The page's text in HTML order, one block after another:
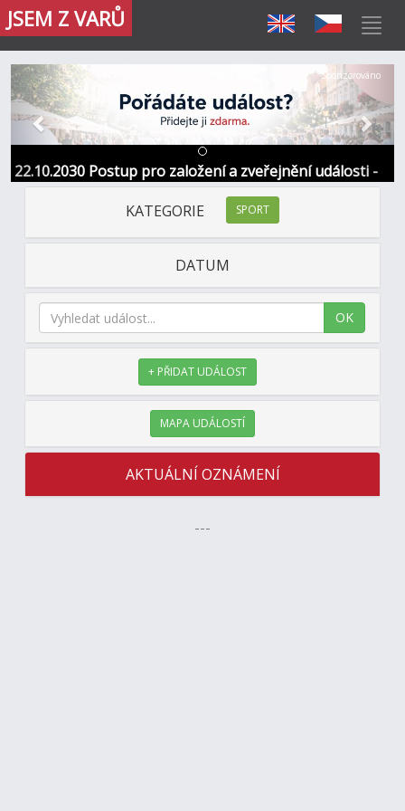
JSEM Z VARŮ
22.10.2030 Postup pro založení a zveřejnění události -
Informace / kontakt
Předchozí Další
Sponzorováno
KATEGORIE SPORT
DATUM
OK
+ PŘIDAT UDÁLOST
MAPA UDÁLOSTÍ
AKTUÁLNÍ OZNÁMENÍ
---